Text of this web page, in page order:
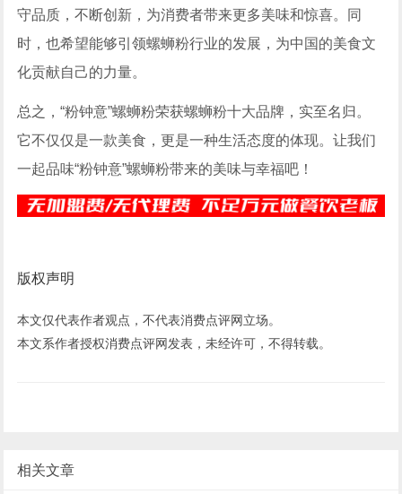
守品质，不断创新，为消费者带来更多美味和惊喜。同
时，也希望能够引领螺蛳粉行业的发展，为中国的美食文
化贡献自己的力量。
总之，“粉钟意”螺蛳粉荣获螺蛳粉十大品牌，实至名归。
它不仅仅是一款美食，更是一种生活态度的体现。让我们
一起品味“粉钟意”螺蛳粉带来的美味与幸福吧！
版权声明
本文仅代表作者观点，不代表消费点评网立场。
本文系作者授权消费点评网发表，未经许可，不得转载。
相关文章